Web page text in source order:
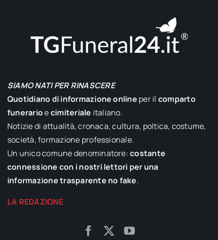
SIAMO NATI PER RINASCERE
Quotidiano di informazione online per il comparto
funerarioecimiteriale italiano.
Notizie di attualità, cronaca, cultura, poltica, costume,
società, formazione professionale.
Un unico comune denominatore:costante
connessione con i nostri lettori per una
informazione trasparente no fake.
LA REDAZIONE